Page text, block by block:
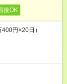
接OK
円×20日）